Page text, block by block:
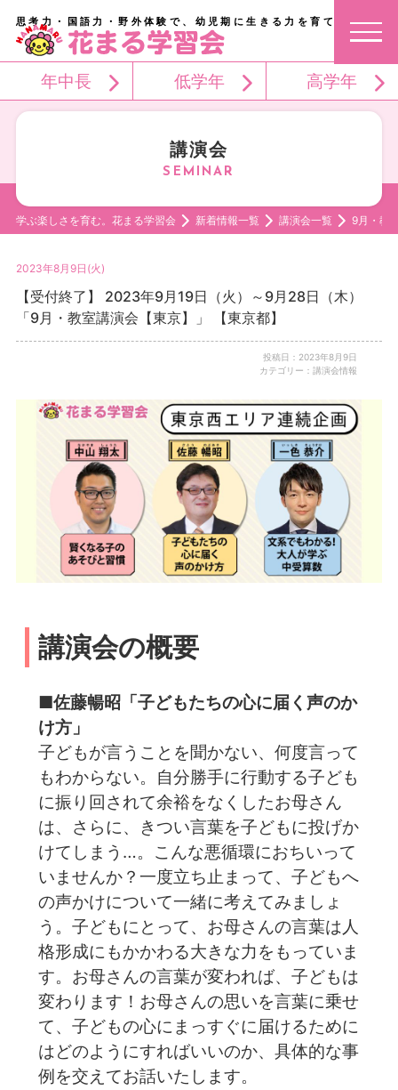
思考力・国語力・野外体験で、幼児期に生きる力を育てる。
年中長 低学年 高学年
講演会
学ぶ楽しさを育む。花まる学習会 新着情報一覧 講演会一覧 9月・教
2023年8月9日(火)
【受付終了】 2023年9月19日（火）～9月28日（木）
「9月・教室講演会【東京】」 【東京都】
投稿日：2023年8月9日
カテゴリー：講演会情報
講演会の概要
■佐藤暢昭「子どもたちの心に届く声のか
け方」
子どもが言うことを聞かない、何度言って
もわからない。自分勝手に行動する子ども
に振り回されて余裕をなくしたお母さん
は、さらに、きつい言葉を子どもに投げか
けてしまう…。こんな悪循環におちいって
いませんか？一度立ち止まって、子どもへ
の声かけについて一緒に考えてみましょ
う。子どもにとって、お母さんの言葉は人
格形成にもかかわる大きな力をもっていま
す。お母さんの言葉が変われば、子どもは
変わります！お母さんの思いを言葉に乗せ
て、子どもの心にまっすぐに届けるために
はどのようにすればいいのか、具体的な事
例を交えてお話いたします。